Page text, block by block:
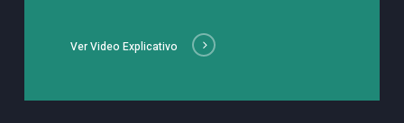
Ver Video Explicativo